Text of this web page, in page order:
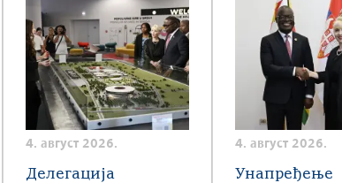
4. август 2026.
Делегација
4. август 2026.
Унапређење